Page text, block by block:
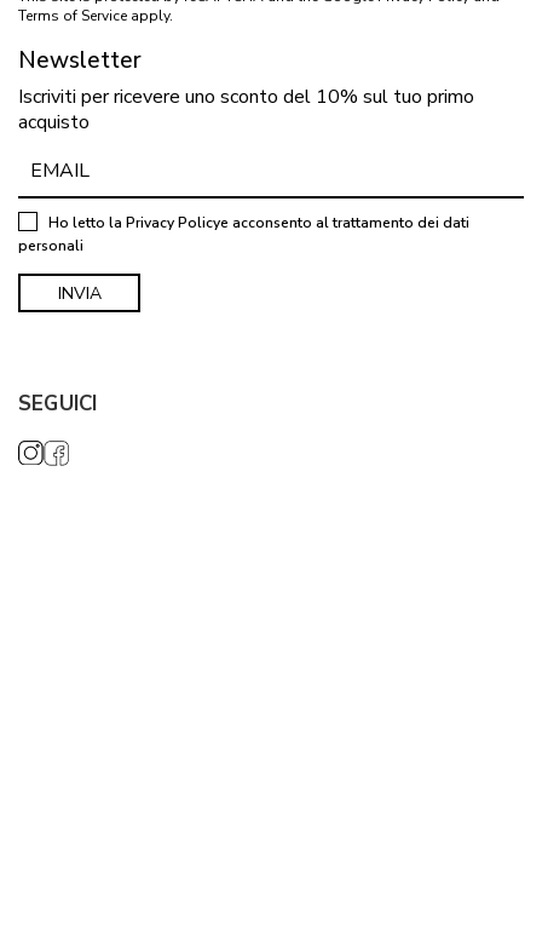
Terms of Service apply.
Newsletter
Iscriviti per ricevere uno sconto del 10% sul tuo primo
acquisto
Ho letto la Privacy Policye acconsento al trattamento dei dati
personali
SEGUICI